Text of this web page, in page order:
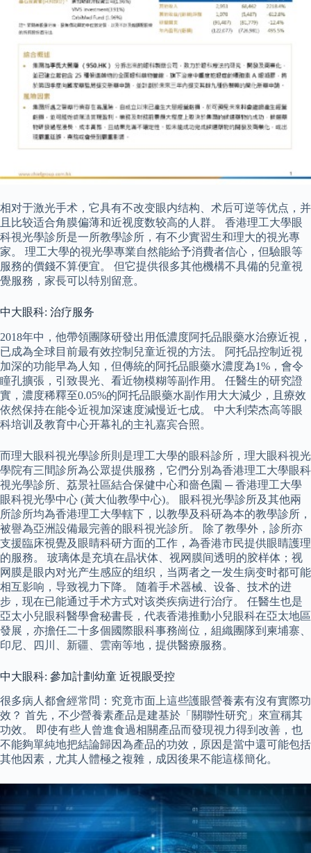
相对于激光手术，它具有不改变眼内结构、术后可逆等优点，并
且比较适合角膜偏薄和近视度数较高的人群。 香港理工大學眼
科視光學診所是一所教學診所，有不少實習生和理大的視光專
家。 理工大學的視光學專業自然能給予消費者信心，但驗眼等
服務的價錢不算便宜。 但它提供很多其他機構不具備的兒童視
覺服務，家長可以特別留意。
中大眼科: 治疗服务
2018年中，他帶領團隊研發出用低濃度阿托品眼藥水治療近視，
已成為全球目前最有效控制兒童近視的方法。 阿托品控制近視
加深的功能早為人知，但傳統的阿托品眼藥水濃度為1%，會令
瞳孔擴張，引致畏光、看近物模糊等副作用。 任醫生的研究證
實，濃度稀釋至0.05%的阿托品眼藥水副作用大大減少，且療效
依然保持在能令近視加深速度減慢近七成。 中大利荣杰高等眼
科培训及教育中心开幕礼的主礼嘉宾合照。
而理大眼科視光學診所則是理工大學的眼科診所，理大眼科視光
學院有三間診所為公眾提供服務，它們分別為香港理工大學眼科
視光學診所、荔景社區結合保健中心和嗇色園 ─ 香港理工大學
眼科視光學中心 (黃大仙教學中心)。 眼科視光學診所及其他兩
所診所均為香港理工大學轄下，以教學及科研為本的教學診所，
被譽為亞洲設備最完善的眼科視光診所。 除了教學外，診所亦
支援臨床視覺及眼睛科研方面的工作，為香港市民提供眼睛護理
的服務。 玻璃体是充填在晶状体、视网膜间透明的胶样体；视
网膜是眼内对光产生感应的组织，当两者之一发生病变时都可能
相互影响，导致视力下降。 随着手术器械、设备、技术的进
步，现在已能通过手术方式对该类疾病进行治疗。 任醫生也是
亞太小兒眼科醫學會秘書長，代表香港推動小兒眼科在亞太地區
發展，亦擔任二十多個國際眼科事務崗位，組織團隊到柬埔寨、
印尼、四川、新疆、雲南等地，提供醫療服務。
中大眼科: 參加計劃幼童 近視眼受控
很多病人都會經常問：究竟市面上這些護眼營養素有沒有實際功
效？ 首先，不少營養素產品是建基於「關聯性研究」來宣稱其
功效。 即使有些人曾進食過相關產品而發現視力得到改善，也
不能夠單純地把結論歸因為產品的功效，原因是當中還可能包括
其他因素，尤其人體極之複雜，成因後果不能這樣簡化。